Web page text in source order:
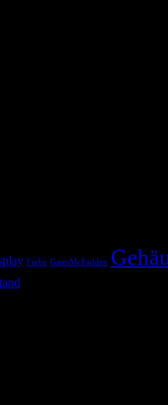
Farbe GatesMcFadden